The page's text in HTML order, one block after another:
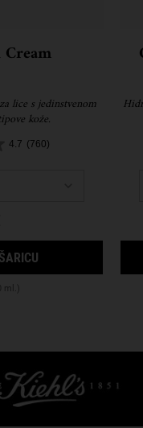
lice s jedinstvenom
kože.
4.7 (760)
ml.)